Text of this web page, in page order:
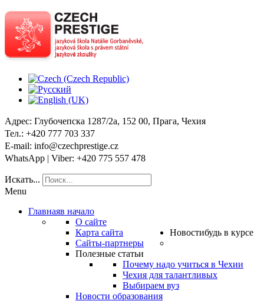
Адрес: Глубочепска 1287/2a, 152 00, Прага, Чехия
Тел.: +420 777 703 337
E-mail: info@czechprestige.cz
WhatsApp | Viber: +420 775 557 478
Искать...
Menu
Главнаяв начало
О сайте
Карта сайта
Сайты-партнеры
Новостибудь в курсе
Полезные статьи
Почему надо учиться в Чехии
Чехия для талантливых
Выбираем вуз
Новости образования